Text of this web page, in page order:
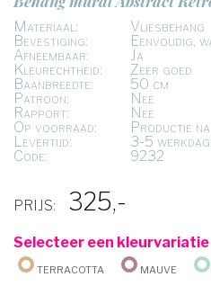
Materiaal:
Vliesbehang
Bevestiging:
Eenvoudig,
Afneembaar:
Ja
Kleurechtheid:
Zeer goed
Baanbreedte:
50 cm
Patroon:
Nee
Rapport:
Nee
Op voorraad:
Productie
Levertijd:
3-5
Code:
9232
PRIJS: 325,-
Selecteer een kleurvariatie
Terracotta
Mauve